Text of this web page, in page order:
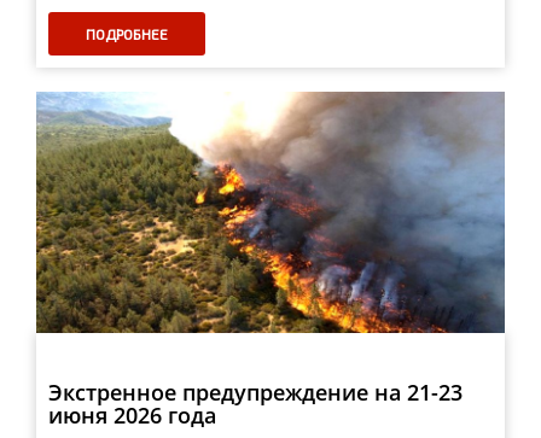
ПОДРОБНЕЕ
Экстренное предупреждение на 21-23
июня 2026 года